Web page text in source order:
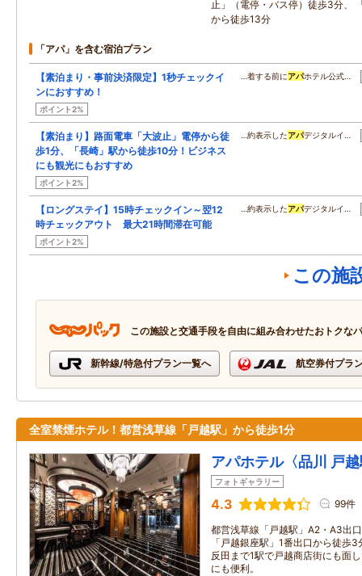
止」（電停・バス停）徒歩3分、
から徒歩13分
「アパ」を含む宿泊プラン
【素泊まり・事前決済限定】1秒チェックイ
ンにおすすめ！
ポイント2%
…着する前にアパホテル公式…
【素泊まり】路面電車「大波止」電停から徒
歩1分、「長崎」駅から徒歩10分！ビジネス
にも観光にもおすすめ
ポイント2%
…約表示したアパデジタルイ…
【ロングステイ】15時チェックイン～翌12
時チェックアウト 最大21時間滞在可能
ポイント2%
…約表示したアパデジタルイ…
この施
この施設と交通手段を自由に組み合わせたおトクな
新幹線/特急付プラン一覧へ 航空券付プラ
全室禁煙ホテル！都営浅草線「戸越駅」から徒歩1分
アパホテル〈品川 戸
フォトギャラリー
4.3 99件
都営浅草線「戸越駅」A2・A3出
「戸越銀座駅」1番出口から徒歩
反田まで1駅で戸越商店街にも面
にも便利。